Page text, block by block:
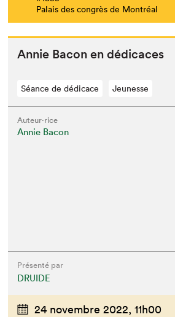
Palais des congrès de Montréal
Annie Bacon en dédicaces
Séance de dédicace Jeunesse
Auteur·rice
Annie Bacon
Présenté par
DRUIDE
24 novembre 2022, 11h00